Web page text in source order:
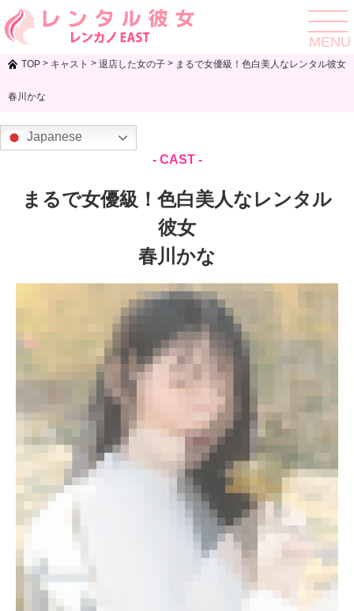
toggle
MENU
TOP > キャスト > 退店した女の子 > まるで女優級！色白美人なレンタル彼女
春川かな
Japanese
- CAST -
まるで女優級！色白美人なレンタル
彼女
春川かな